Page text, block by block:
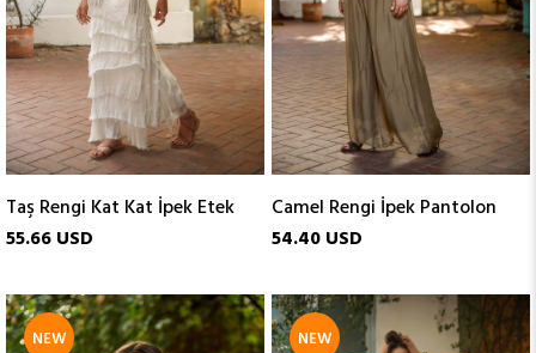
Taş Rengi Kat Kat İpek Etek
55.66 USD
Camel Rengi İpek Pantolon
54.40 USD
NEW NEW